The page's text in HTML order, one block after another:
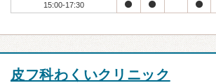
15:00-17:30
皮フ科わくいクリニック